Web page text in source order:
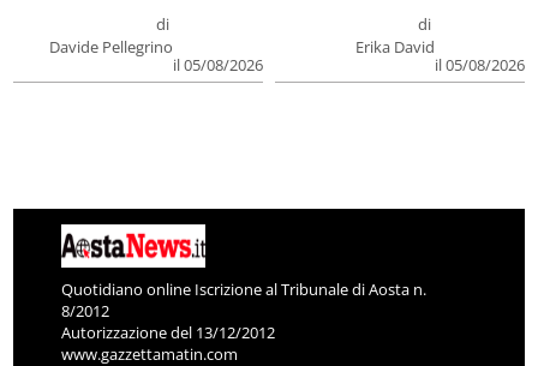
di
Davide Pellegrino
il 05/08/2026
di
Erika David
il 05/08/2026
Quotidiano online Iscrizione al Tribunale di Aosta n.
8/2012
Autorizzazione del 13/12/2012
www.gazzettamatin.com